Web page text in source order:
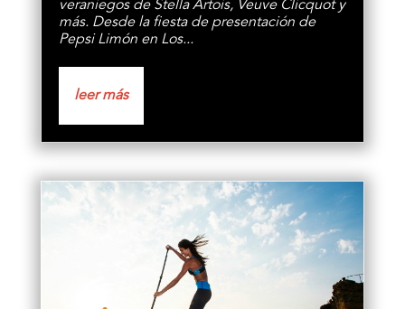
veraniegos de Stella Artois, Veuve Clicquot y
más. Desde la fiesta de presentación de
Pepsi Limón en Los...
leer más